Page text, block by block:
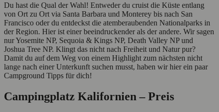
Du hast die Qual der Wahl! Entweder du cruist die Küste entlang
von Ort zu Ort via Santa Barbara und Monterey bis nach San
Francisco oder du entdeckst die atemberaubenden Nationalparks in
der Region. Hier ist einer beeindruckender als der andere. Wir sagen
nur Yosemite NP, Sequoia & Kings NP, Death Valley NP und
Joshua Tree NP. Klingt das nicht nach Freiheit und Natur pur?
Damit du auf dem Weg von einem Highlight zum nächsten nicht
lange nach einer Unterkunft suchen musst, haben wir hier ein paar
Campground Tipps für dich!
Campingplatz Kalifornien – Preis